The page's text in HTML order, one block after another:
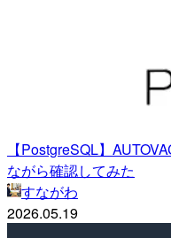
【PostgreSQL】
ながら確認してみた
すながわ
2026.05.19